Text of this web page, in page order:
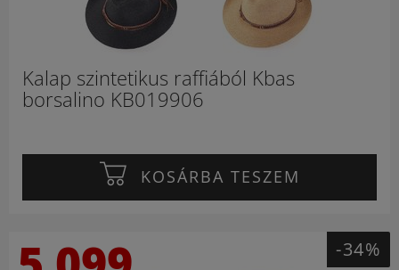
Kalap szintetikus raffiából Kbas
borsalino KB019906
KOSÁRBA TESZEM
-34%